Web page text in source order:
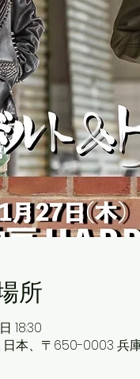
所
18:30
日本、〒650-0003